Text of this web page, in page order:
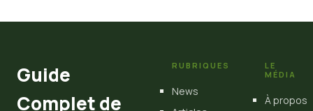
Guide
Complet de
RUBRIQUES
News
LE
MÉDIA
À propos